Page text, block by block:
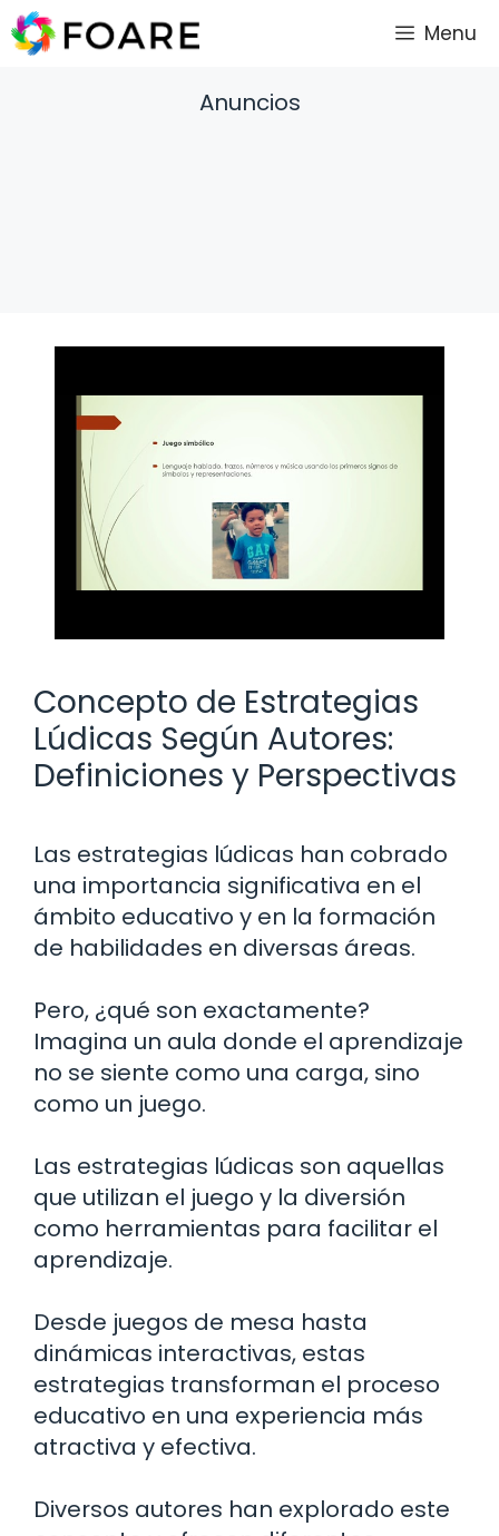
Saltar
al
Menu
Anuncios
Concepto de Estrategias
Lúdicas Según Autores:
Definiciones y Perspectivas
Las estrategias lúdicas han cobrado
una importancia significativa en el
ámbito educativo y en la formación
de habilidades en diversas áreas.
Pero, ¿qué son exactamente?
Imagina un aula donde el aprendizaje
no se siente como una carga, sino
como un juego.
Las estrategias lúdicas son aquellas
que utilizan el juego y la diversión
como herramientas para facilitar el
aprendizaje.
Desde juegos de mesa hasta
dinámicas interactivas, estas
estrategias transforman el proceso
educativo en una experiencia más
atractiva y efectiva.
Diversos autores han explorado este